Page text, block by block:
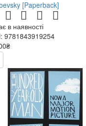
[Paperback]
в наявності
9781843919254